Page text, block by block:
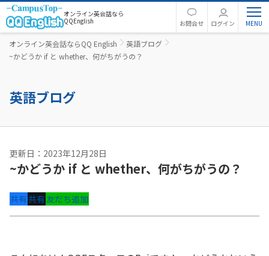
オンライン英会話なら
QQEnglish
お問合せ ログイン
オンライン英会話ならQQ English
英語ブログ
~かどうか if と whether、何がちがうの？
英語ブログ
更新日：2023年12月28日
~かどうか if と whether、何がちがうの？
共有共有友だち追加